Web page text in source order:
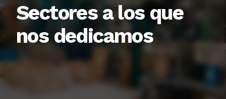
Sectores a los que
nos dedicamos